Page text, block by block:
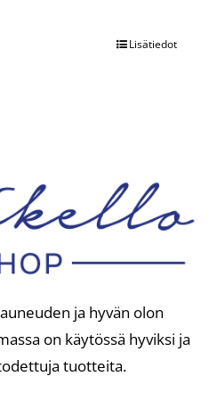
Lisätiedot
ja hyvän olon
on käytössä hyviksi ja
tuotteita.